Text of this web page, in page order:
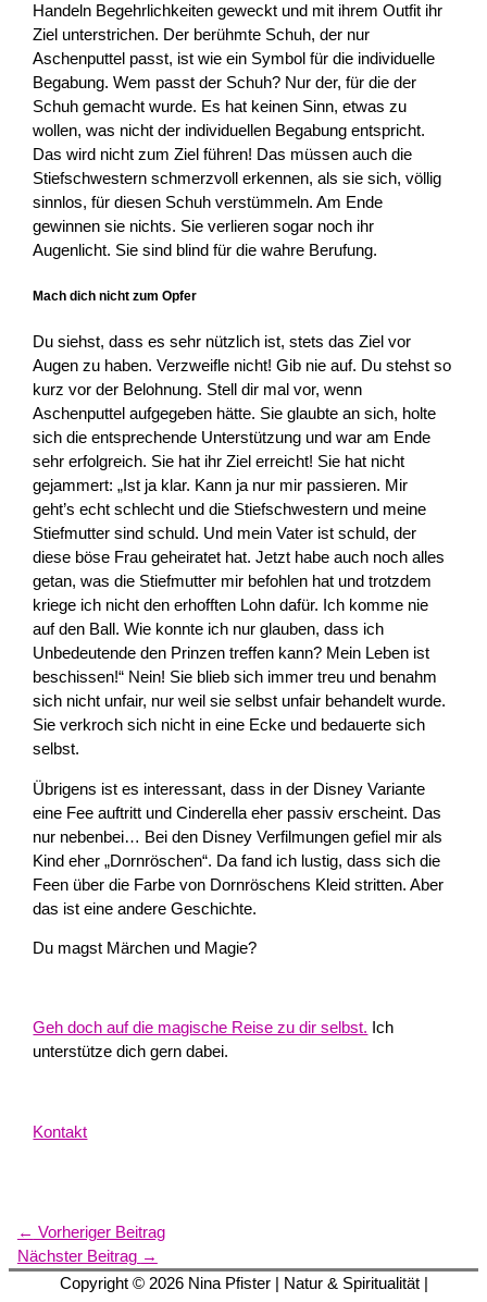
Handeln Begehrlichkeiten geweckt und mit ihrem Outfit ihr
Ziel unterstrichen. Der berühmte Schuh, der nur
Aschenputtel passt, ist wie ein Symbol für die individuelle
Begabung. Wem passt der Schuh? Nur der, für die der
Schuh gemacht wurde. Es hat keinen Sinn, etwas zu
wollen, was nicht der individuellen Begabung entspricht.
Das wird nicht zum Ziel führen! Das müssen auch die
Stiefschwestern schmerzvoll erkennen, als sie sich, völlig
sinnlos, für diesen Schuh verstümmeln. Am Ende
gewinnen sie nichts. Sie verlieren sogar noch ihr
Augenlicht. Sie sind blind für die wahre Berufung.
Mach dich nicht zum Opfer
Du siehst, dass es sehr nützlich ist, stets das Ziel vor
Augen zu haben. Verzweifle nicht! Gib nie auf. Du stehst so
kurz vor der Belohnung. Stell dir mal vor, wenn
Aschenputtel aufgegeben hätte. Sie glaubte an sich, holte
sich die entsprechende Unterstützung und war am Ende
sehr erfolgreich. Sie hat ihr Ziel erreicht! Sie hat nicht
gejammert: „Ist ja klar. Kann ja nur mir passieren. Mir
geht’s echt schlecht und die Stiefschwestern und meine
Stiefmutter sind schuld. Und mein Vater ist schuld, der
diese böse Frau geheiratet hat. Jetzt habe auch noch alles
getan, was die Stiefmutter mir befohlen hat und trotzdem
kriege ich nicht den erhofften Lohn dafür. Ich komme nie
auf den Ball. Wie konnte ich nur glauben, dass ich
Unbedeutende den Prinzen treffen kann? Mein Leben ist
beschissen!“ Nein! Sie blieb sich immer treu und benahm
sich nicht unfair, nur weil sie selbst unfair behandelt wurde.
Sie verkroch sich nicht in eine Ecke und bedauerte sich
selbst.
Übrigens ist es interessant, dass in der Disney Variante
eine Fee auftritt und Cinderella eher passiv erscheint. Das
nur nebenbei… Bei den Disney Verfilmungen gefiel mir als
Kind eher „Dornröschen“. Da fand ich lustig, dass sich die
Feen über die Farbe von Dornröschens Kleid stritten. Aber
das ist eine andere Geschichte.
Du magst Märchen und Magie?
Geh doch auf die magische Reise zu dir selbst. Ich
unterstütze dich gern dabei.
Kontakt
← Vorheriger Beitrag
Nächster Beitrag →
Copyright © 2026 Nina Pfister| Natur & Spiritualität |